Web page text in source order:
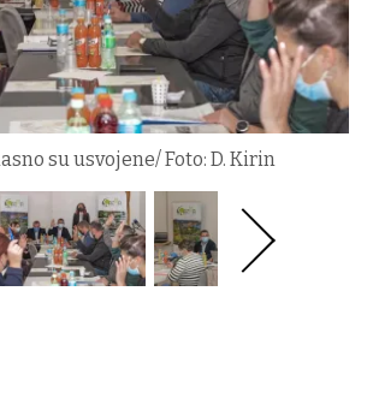
su usvojene/ Foto: D. Kirin